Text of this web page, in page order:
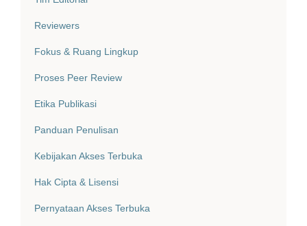
Reviewers
Fokus & Ruang Lingkup
Proses Peer Review
Etika Publikasi
Panduan Penulisan
Kebijakan Akses Terbuka
Hak Cipta & Lisensi
Pernyataan Akses Terbuka